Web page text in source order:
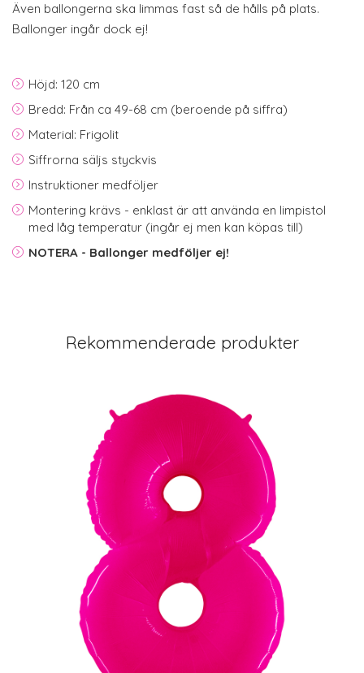
Även ballongerna ska limmas fast så de hålls på plats.
Ballonger ingår dock ej!
Höjd: 120 cm
Bredd: Från ca 49-68 cm (beroende på siffra)
Material: Frigolit
Siffrorna säljs styckvis
Instruktioner medföljer
Montering krävs - enklast är att använda en limpistol
med låg temperatur (ingår ej men kan köpas till)
NOTERA - Ballonger medföljer ej!
Rekommenderade produkter